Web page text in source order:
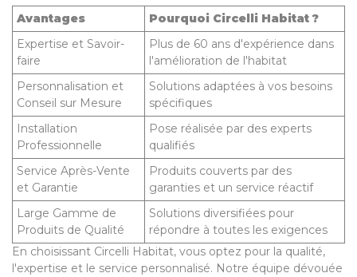
Avantages
Pourquoi Circelli Habitat ?
Expertise et Savoir-
faire
Plus de 60 ans d'expérience dans
l'amélioration de l'habitat
Personnalisation et
Conseil sur Mesure
Solutions adaptées à vos besoins
spécifiques
Installation
Professionnelle
Pose réalisée par des experts
qualifiés
Service Après-Vente
et Garantie
Produits couverts par des
garanties et un service réactif
Large Gamme de
Produits de Qualité
Solutions diversifiées pour
répondre à toutes les exigences
En choisissant Circelli Habitat, vous optez pour la qualité,
l'expertise et le service personnalisé. Notre équipe dévouée